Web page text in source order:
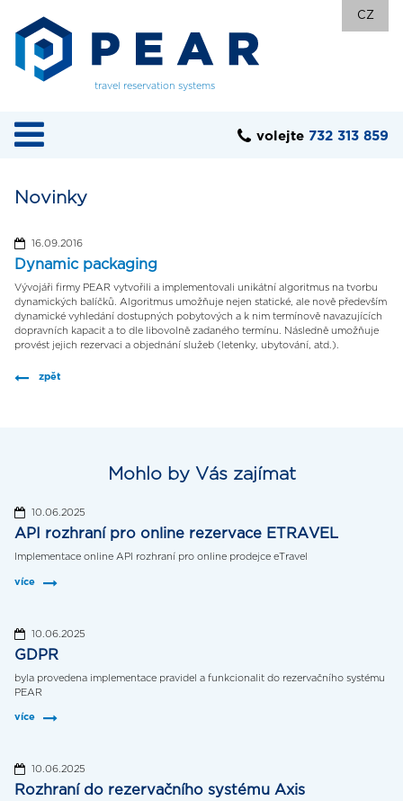
travel reservation systems
CZ
volejte 732 313 859
Novinky
16.09.2016
Dynamic packaging
Vývojáři firmy PEAR vytvořili a implementovali unikátní algoritmus na tvorbu
dynamických balíčků. Algoritmus umožňuje nejen statické, ale nově především
dynamické vyhledání dostupných pobytových a k nim termínově navazujících
dopravních kapacit a to dle libovolně zadaného termínu. Následně umožňuje
provést jejich rezervaci a objednání služeb (letenky, ubytování, atd.).
zpět
Mohlo by Vás zajímat
10.06.2025
API rozhraní pro online rezervace ETRAVEL
Implementace online API rozhraní pro online prodejce eTravel
více
10.06.2025
GDPR
byla provedena implementace pravidel a funkcionalit do rezervačního systému
PEAR
více
10.06.2025
Rozhraní do rezervačního systému Axis